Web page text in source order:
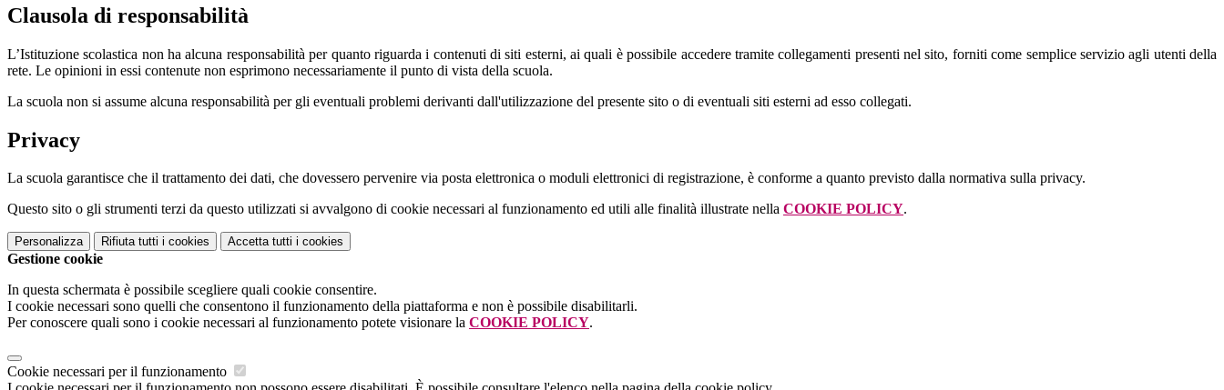
Clausola di responsabilità
L’Istituzione scolastica non ha alcuna responsabilità per quanto riguarda i contenuti di siti esterni, ai quali è possibile accedere tramite collegamenti presenti nel sito, forniti come semplice servizio agli utenti della
rete. Le opinioni in essi contenute non esprimono necessariamente il punto di vista della scuola.
La scuola non si assume alcuna responsabilità per gli eventuali problemi derivanti dall'utilizzazione del presente sito o di eventuali siti esterni ad esso collegati.
Privacy
La scuola garantisce che il trattamento dei dati, che dovessero pervenire via posta elettronica o moduli elettronici di registrazione, è conforme a quanto previsto dalla normativa sulla privacy.
Questo sito o gli strumenti terzi da questo utilizzati si avvalgono di cookie necessari al funzionamento ed utili alle finalità illustrate nella COOKIE POLICY.
Personalizza Rifiuta tutti i cookies Accetta tutti i cookies
Gestione cookie
In questa schermata è possibile scegliere quali cookie consentire.
I cookie necessari sono quelli che consentono il funzionamento della piattaforma e non è possibile disabilitarli.
Per conoscere quali sono i cookie necessari al funzionamento potete visionare la COOKIE POLICY.
Cookie necessari per il funzionamento